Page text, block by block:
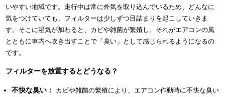
いやすい地域です。走行中は常に外気を取り込んでいるため、どんなに
気をつけていても、フィルターは少しずつ目詰まりを起こしていきま
す。そこに湿気が加わると、カビや雑菌が繁殖し、それがエアコンの風
とともに車内へ吹き出すことで「臭い」として感じられるようになるの
です。
フィルターを放置するとどうなる？
不快な臭い：
カビや雑菌の繁殖により、エアコン作動時に不快な臭い